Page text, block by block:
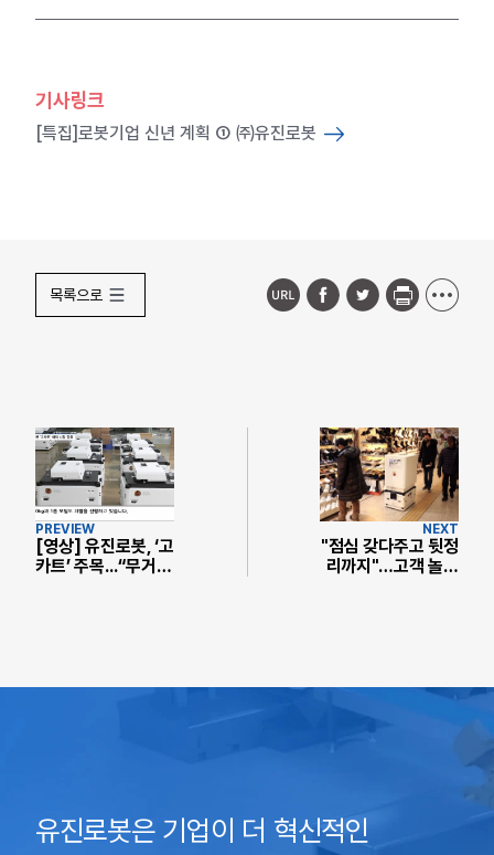
기사링크
[특집]로봇기업 신년 계획 ① ㈜유진로봇
목록으로
[영상] 유진로봇, ‘고
카트’ 주목...“무거운
PREVIEW
"점심 갖다주고 뒷정
리까지"…고객 놀라
NEXT
유진로봇은 기업이 더 혁신적인